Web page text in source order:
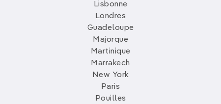
Lisbonne
Londres
Guadeloupe
Majorque
Martinique
Marrakech
New York
Paris
Pouilles